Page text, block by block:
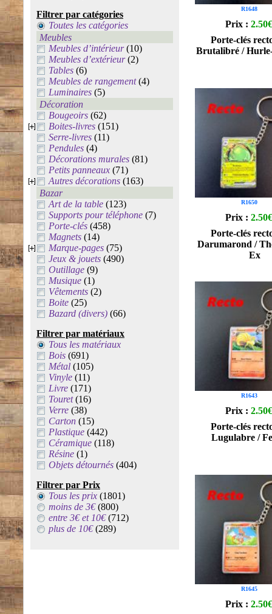
Filtrer par catégories
Toutes les catégories
Meubles
Meubles d’intérieur(10)
Meubles d’extérieur(2)
Tables (6)
Meubles de rangement(4)
Luminaires (5)
Décoration
Bougeoirs (62)
Boites-livres (151)
Serre-livres (11)
Pendules (4)
Décorations murales (81)
Petits panneaux (71)
Autres décorations (163)
Bazar
Art de la table (123)
Supports pour téléphone (7)
Porte-clés (458)
Magnets (14)
Marque-pages (75)
Jeux & jouets (490)
Outillage (9)
Musique (1)
Vêtements (2)
Boite (25)
Bazard (divers) (66)
Filtrer par matériaux
Tous les matériaux
Bois (691)
Métal (105)
Vinyle (11)
Livre (171)
Touret(16)
Verre (38)
Carton (15)
Plastique (442)
Céramique (118)
Résine (1)
Objets détournés (404)
Filtrer par Prix
Tous les prix (1801)
moins de 3€(800)
entre 3€ et 10€(712)
plus de 10€(289)
R1648
Prix : 2.50€
Porte-clés
Brutalibré /
R1650
Prix : 2.50€
Porte-clés
Darumarond /
Ex
R1643
Prix : 2.50€
Porte-clés
Lugulabre /
R1645
Prix : 2.50€